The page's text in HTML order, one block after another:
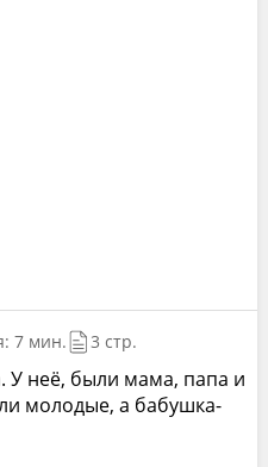
7 мин. 3 стр.
неё, были мама, папа и
молодые, а бабушка-